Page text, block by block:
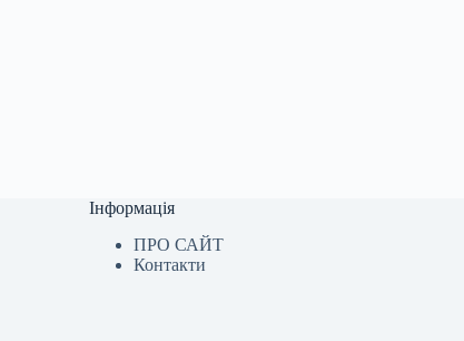
Інформація
ПРО САЙТ
Контакти